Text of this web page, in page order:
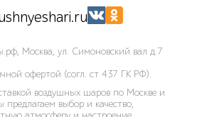
, Москва, ул. Симоновский вал д.7
офертой (согл. ст 437 ГК РФ).
воздушных шаров по Москве и
выбор и качество,